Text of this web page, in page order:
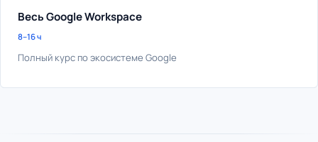
Весь Google Workspace
8–16 ч
Полный курс по экосистеме Google